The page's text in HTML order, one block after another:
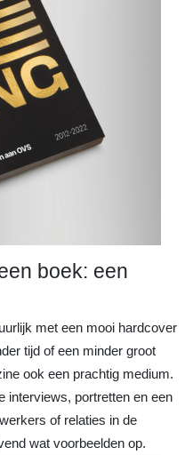
boek: een
met een mooi hardcover
tijd of een minder groot
ook een prachtig medium.
interviews, portretten en een
of relaties in de
wat voorbeelden op.